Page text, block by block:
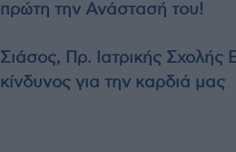
πρώτη την Ανάστασή του!
Σιάσος, Πρ. Ιατρικής Σχολής
κίνδυνος για την καρδιά μας